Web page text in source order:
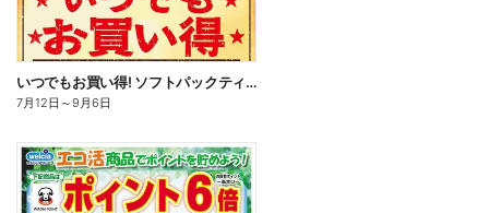
いつでもお買い得! ソフトパックティッシュ
7月12日 ～9月6日